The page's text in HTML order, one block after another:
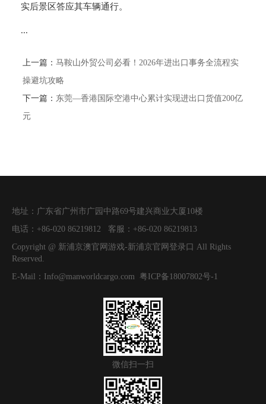
实后景区答应其车辆通行。
...
上一篇：马鞍山外贸公司必看！2026年进出口事务全流程实
操避坑攻略
下一篇： 东莞—香港国际空港中心累计实现进出口货值200亿
元
地址： 广东省广州市广园中路69号建兴商业大厦10楼
电话： +86-020 86219812 客服： +86-020 86219813
Copyright @ 新浦京澳官网游戏-新浦京官网登录口 All Rights
Reserved.
E-Mail： Info@manworldcargo.com 粤ICP备18007802号-1
微信扫一扫